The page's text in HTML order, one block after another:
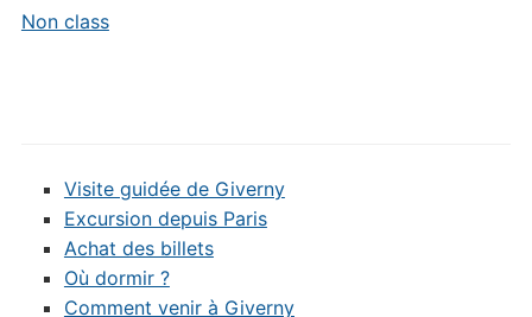
Non class
Visite guidée de Giverny
Excursion depuis Paris
Achat des billets
Où dormir ?
Comment venir à Giverny